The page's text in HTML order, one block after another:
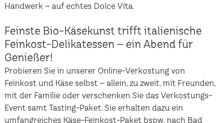
Handwerk – auf echtes Dolce Vita.
Feinste Bio-Käsekunst trifft italienische
Feinkost-Delikatessen – ein Abend für
Genießer!
Probieren Sie in unserer Online-Verkostung von
Feinkost und Käse selbst – allein, zu zweit, mit Freunden,
mit der Familie oder verschenken Sie das Verkostungs-
Event samt Tasting-Paket. Sie erhalten dazu ein
umfangreiches Käse-Feinkost-Paket bspw. nach Bad